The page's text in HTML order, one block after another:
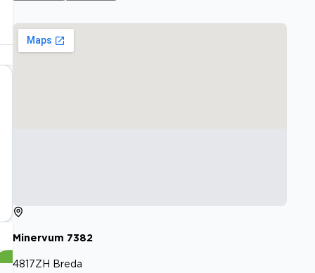
Minervum 7382
4817ZH Breda